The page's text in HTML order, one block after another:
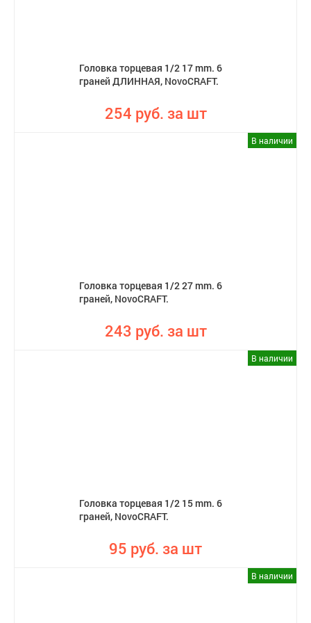
Головка торцевая 1/2 17 mm. 6
граней ДЛИННАЯ, NovoCRAFT.
254 руб. за шт
В наличии
Головка торцевая 1/2 27 mm. 6
граней, NovoCRAFT.
243 руб. за шт
В наличии
Головка торцевая 1/2 15 mm. 6
граней, NovoCRAFT.
95 руб. за шт
В наличии